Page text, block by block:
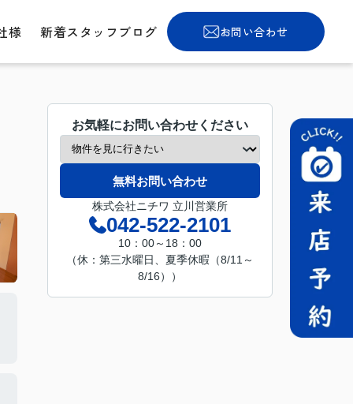
様 新着スタッフブログ お問い合わせ
お気軽にお問い合わせください
無料お問い合わせ
株式会社ニチワ 立川営業所
042-522-2101
10：00～18：00
（休：第三水曜日、夏季休暇（8/11～
8/16））